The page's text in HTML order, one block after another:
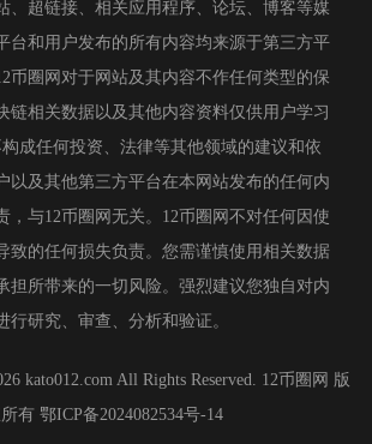
、超链接、相关应用程序、论坛、博客等媒
台和用户发布的所有内容均来源于第三方平
币圈网对于网站及其内容不作任何类型的保
链相关数据以及其他内容资料仅供用户学习
成任何投资、法律等其他领域的建议和依
以及其他第三方平台在本网站发布的任何内
，与12币圈网无关。12币圈网不对任何因使
致的任何损失负责。您需谨慎使用相关数据
担所带来的一切风险。强烈建议您独自对内
行研究、审查、分析和验证。
kato012.com All Rights Reserved. 12币圈网 版
有 鄂ICP备2024082534号-14